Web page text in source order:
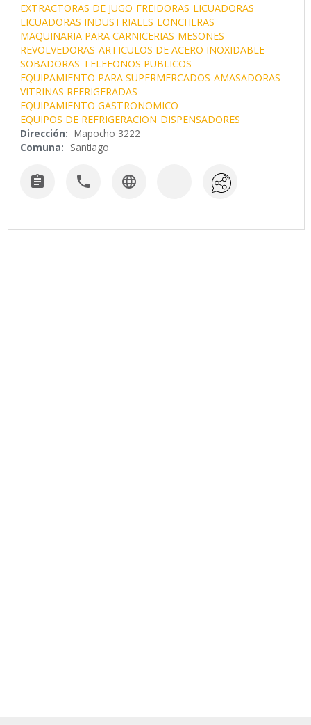
EXTRACTORAS DE JUGO FREIDORAS LICUADORAS
LICUADORAS INDUSTRIALES LONCHERAS
MAQUINARIA PARA CARNICERIAS MESONES
REVOLVEDORAS ARTICULOS DE ACERO INOXIDABLE
SOBADORAS TELEFONOS PUBLICOS
EQUIPAMIENTO PARA SUPERMERCADOS AMASADORAS
VITRINAS REFRIGERADAS
EQUIPAMIENTO GASTRONOMICO
EQUIPOS DE REFRIGERACION DISPENSADORES
Dirección: Mapocho 3222
Comuna: Santiago
  